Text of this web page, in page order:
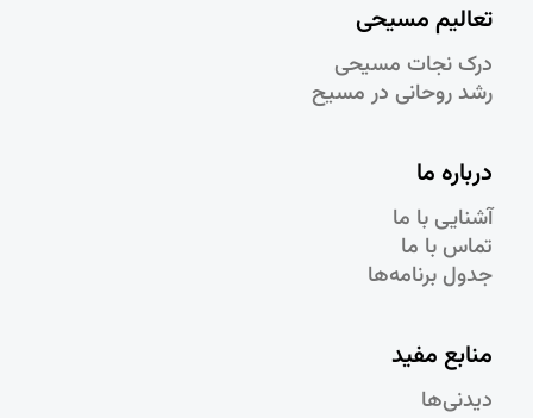
تعالیم مسیحی
درک نجات مسيحی
رشد روحانی در مسيح
درباره ما
آشنایی با ما
تماس با ما
جدول برنامه‌ها
منابع مفید
دیدنی‌ها